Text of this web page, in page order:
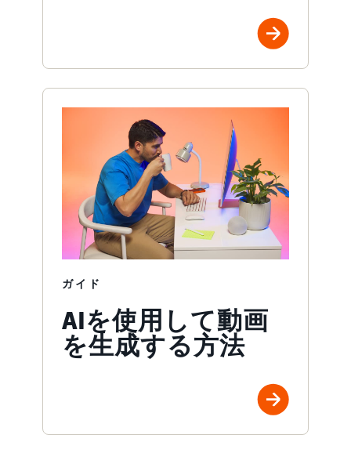
ガイド
AIを使用して動画
を生成する方法